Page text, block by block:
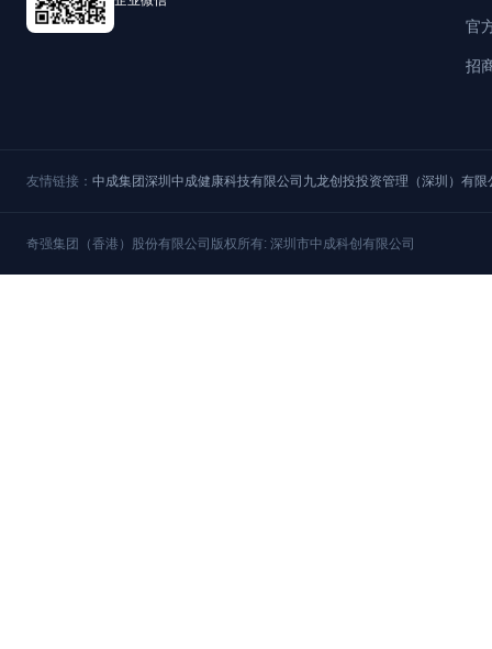
官
招
友情链接： 中成集团深圳中成健康科技有限公司 九龙创投投资管理（深圳）有限
奇强集团（香港）股份有限公司 版权所有: 深圳市中成科创有限公司